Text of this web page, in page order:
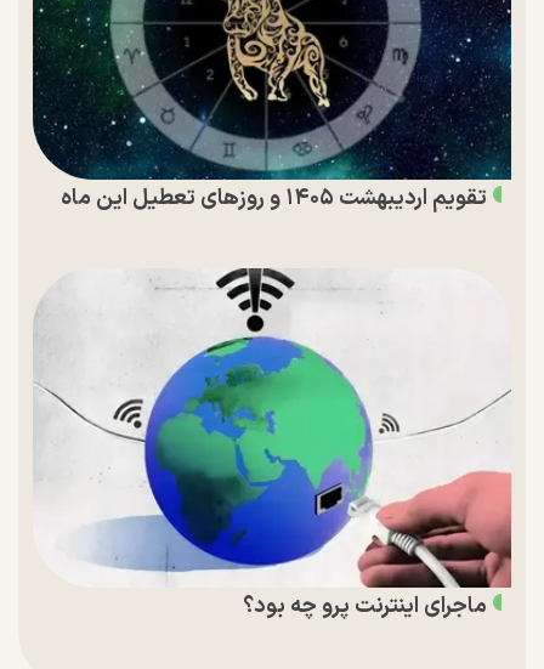
تقویم اردیبهشت ۱۴۰۵ و روز‌های تعطیل این ماه
ماجرای اینترنت پرو چه بود؟